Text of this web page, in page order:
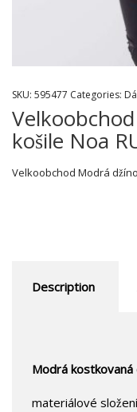
SKU: 595477 Categories:
košile Noa
Velkoobchod Modrá
Description
Modrá kostkovaná
materiálové